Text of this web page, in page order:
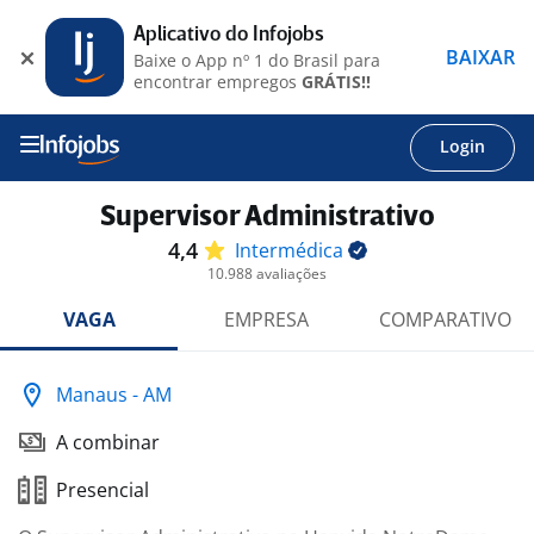
Login
Supervisor Administrativo
4,4 Intermédica
10.988 avaliações
VAGA EMPRESA COMPARATIVO
Manaus - AM
A combinar
Presencial
Aplicativo do Infojobs
Baixe o App nº 1 do Brasil para
encontrar empregos GRÁTIS!!
BAIXAR